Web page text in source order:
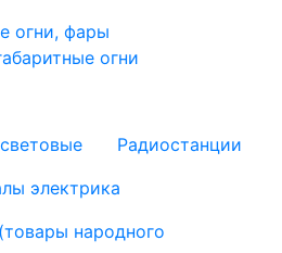
огни, фары
огни
Радиостанции
электрика
народного